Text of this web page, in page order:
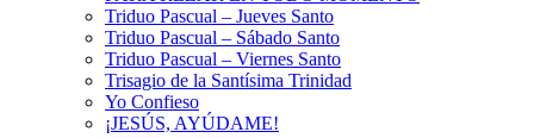
Triduo Pascual – Jueves Santo
Triduo Pascual – Sábado Santo
Triduo Pascual – Viernes Santo
Trisagio de la Santísima Trinidad
Yo Confieso
¡JESÚS, AYÚDAME!